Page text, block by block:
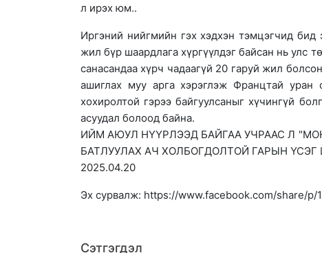
л ирэх юм..
Иргэний нийгмийн гэх хэдхэн тэмцэгчид
жил бүр шаардлага хүргүүлдэг байсан нь улс
санасандаа хүрч чадаагүй 20 гаруй жил
ашиглах муу арга хэрэглэж Францтай
хохиролтой гэрээ байгуулсаныг хүчингүй
асуудал болоод байна.
ИЙМ АЮУЛ НҮҮРЛЭЭД БАЙГАА УЧРААС Л
БАТЛУУЛАХ АЧ ХОЛБОГДОЛТОЙ ГАРЫН
2025.04.20
Эх сурвалж: https://www.facebook.com/share/p/
Сэтгэгдэл